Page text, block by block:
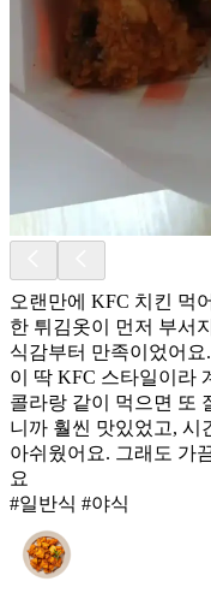
오랜만에 KFC 치킨 먹
한 튀김옷이 먼저 부서
식감부터 만족이었어
이 딱 KFC 스타일이라
콜라랑 같이 먹으면 또
니까 훨씬 맛있었고, 시
아쉬웠어요. 그래도 가
요
#일반식 #야식